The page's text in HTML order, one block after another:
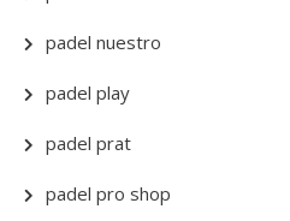
padel nuestro
padel play
padel prat
padel pro shop